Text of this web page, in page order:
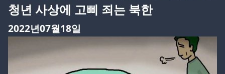
청년 사상에 고삐 죄는 북한
2022년07월18일